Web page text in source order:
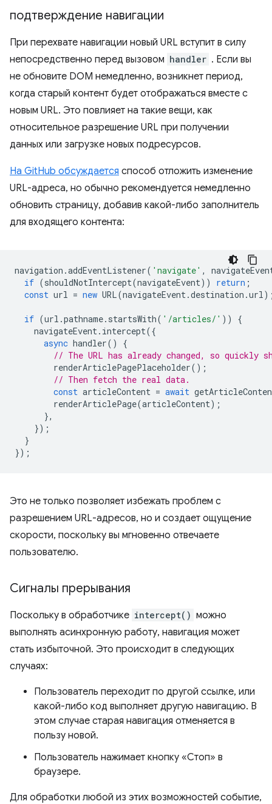
подтверждение навигации
При перехвате навигации новый URL вступит в силу
непосредственно перед вызовом handler . Если вы
не обновите DOM немедленно, возникнет период,
когда старый контент будет отображаться вместе с
новым URL. Это повлияет на такие вещи, как
относительное разрешение URL при получении
данных или загрузке новых подресурсов.
На GitHub обсуждается способ отложить изменение
URL-адреса, но обычно рекомендуется немедленно
обновить страницу, добавив какой-либо заполнитель
для входящего контента:
navigation .addEventListener( 'navigate' ,
if (shouldNotIntercept(navigateEvent)) return ;
const url = new URL(navigateEvent.destination .url
if (url .pathname. startsWith( '/articles/' ))
{
navigateEvent. intercept({
async handler()
{
// The URL has already changed, so quickly
renderArticlePagePlaceholder();
// Then fetch the real data.
const articleContent = await
renderArticlePage(articleContent);
},
});
}
});
Это не только позволяет избежать проблем с
разрешением URL-адресов, но и создает ощущение
скорости, поскольку вы мгновенно отвечаете
пользователю.
Сигналы прерывания
Поскольку в обработчике intercept() можно
выполнять асинхронную работу, навигация может
стать избыточной. Это происходит в следующих
случаях:
Пользователь переходит по другой ссылке, или
какой-либо код выполняет другую навигацию. В
этом случае старая навигация отменяется в
пользу новой.
Пользователь нажимает кнопку «Стоп» в
браузере.
Для обработки любой из этих возможностей событие,